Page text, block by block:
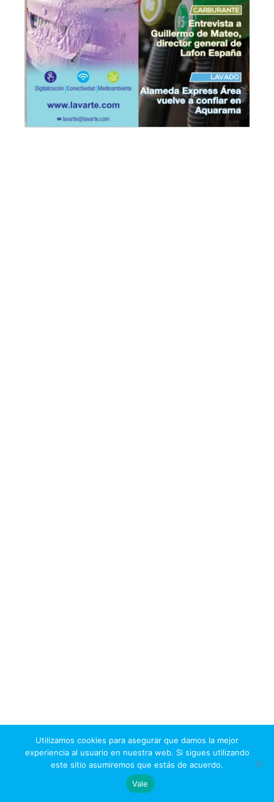
Utilizamos cookies para asegurar que damos la mejor
experiencia al usuario en nuestra web. Si sigues utilizando
este sitio asumiremos que estás de acuerdo.
Vale